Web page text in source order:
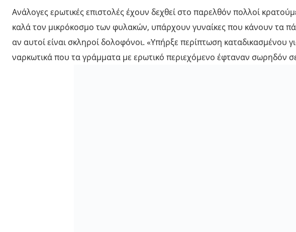
Ανάλογες ερωτικές επιστολές έχουν δεχθεί στο παρελθόν πολλοί
καλά τον μικρόκοσμο των φυλακών, υπάρχουν γυναίκες που κάνουν τα
αν αυτοί είναι σκληροί δολοφόνοι. «Υπήρξε περίπτωση καταδικασμένου
ναρκωτικά που τα γράμματα με ερωτικό περιεχόμενο έφταναν σωρηδόν